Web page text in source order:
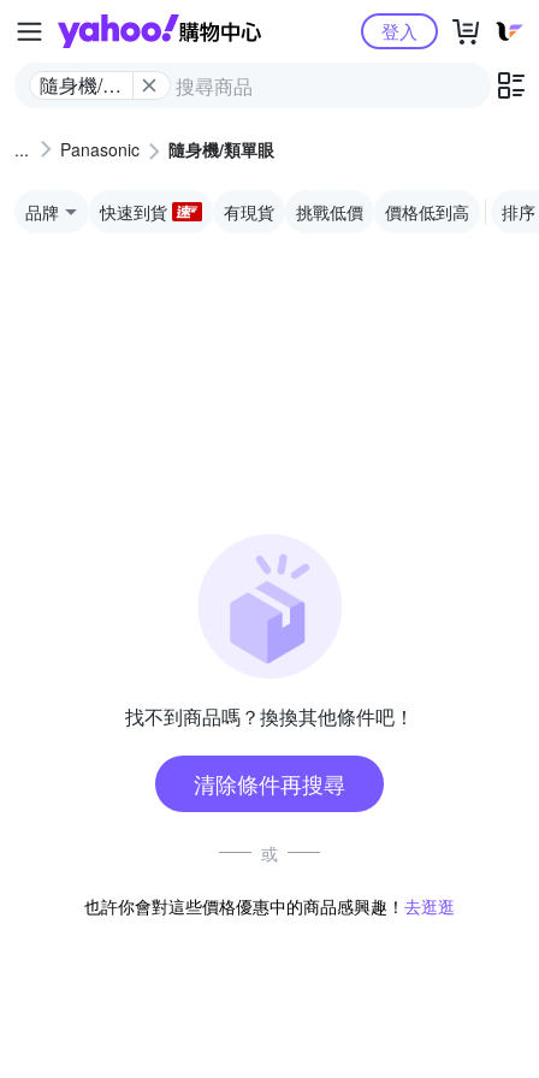
Yahoo購物中心
隨身機/類
登入
Panasonic 隨身機/類單眼
品牌 快速到貨 有現貨 挑戰低價 價格低到高 排序
找不到商品嗎？換換其他條件吧！
清除條件再搜尋
或
也許你會對這些價格優惠中的商品感興趣！ 去逛逛